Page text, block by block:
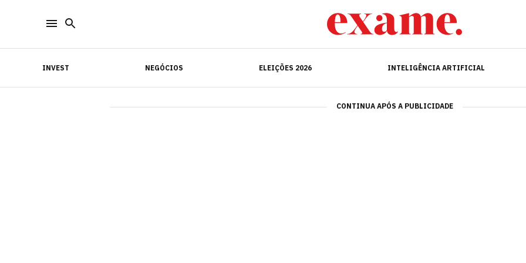
INVEST NEGÓCIOS ELEIÇÕES 2026 INTELIGÊNCIA ARTIFICIAL
INVEST INTELIGÊNCIA ARTIFICIAL
CONTINUA APÓS A PUBLICIDADE